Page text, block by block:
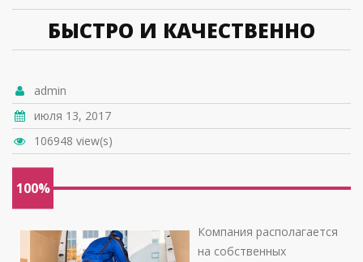
БЫСТРО И КАЧЕСТВЕННО
admin
июля 13, 2017
106948 view(s)
100%
Компания располагается
на собственных